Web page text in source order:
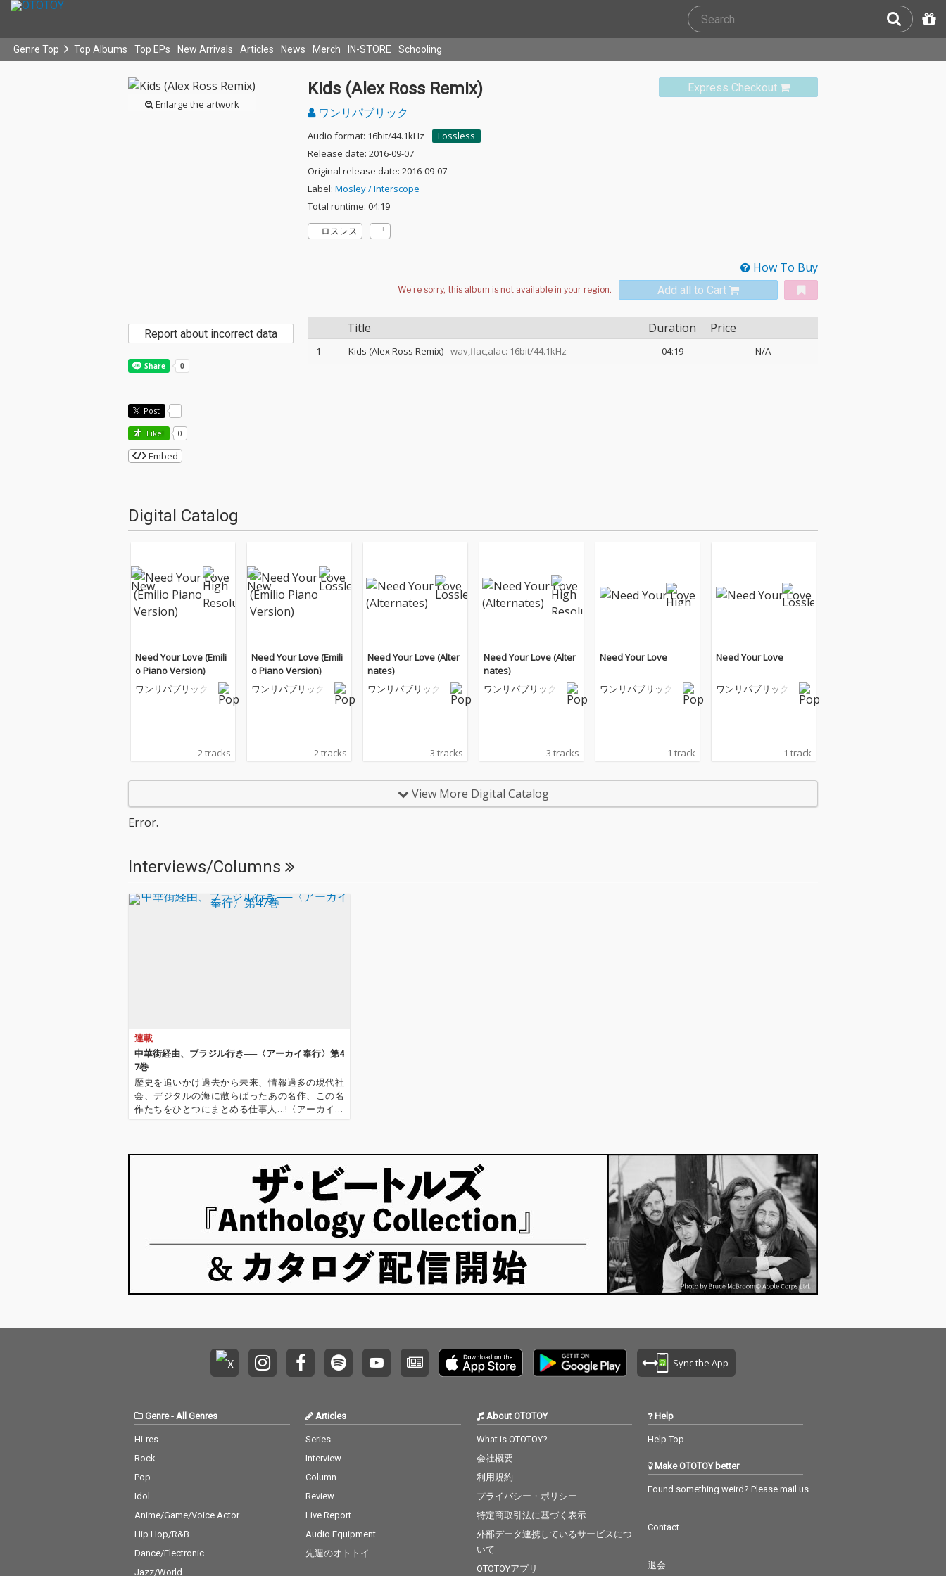
Genre Top Top Albums Top EPs New Arrivals Articles News Merch IN-STORE Schooling
Enlarge the artwork
Express Checkout
Kids (Alex Ross Remix)
ワンリパブリック
Audio format: 16bit/44.1kHz
Lossless
Release date: 2016-09-07
Original release date: 2016-09-07
Label: Mosley / Interscope
Total runtime: 04:19
ロスレス
How To Buy
Add all to Cart
Title Duration Price
1 Kids (Alex Ross Remix) wav,flac,alac: 16bit/44.1kHz 04:19 N/A
Report about incorrect data
Post -
Like! 0
Embed
Digital Catalog
Need Your Love (Emili
o Piano Version)
ワンリパブリック
2 tracks
Need Your Love (Emili
o Piano Version)
ワンリパブリック
2 tracks
Need Your Love (Alter
nates)
ワンリパブリック
3 tracks
Need Your Love (Alter
nates)
ワンリパブリック
3 tracks
Need Your Love
ワンリパブリック
1 track
Need Your Love
ワンリパブリック
1 track
View More Digital Catalog
Error.
Interviews/Columns
連載
中華街経由、ブラジル行き──〈アーカイ奉行〉第4
7巻
歴史を追いかけ過去から未来、情報過多の現代社
会、デジタルの海に散らばったあの名作、この名
作たちをひとつにまとめる仕事人…!〈アーカイ奉
行〉が今日もデジタルの乱世を治める…!'''〈アーカ
Sync the App
Genre- All Genres
Hi-res
Rock
Pop
Idol
Anime/Game/Voice Actor
Hip Hop/R&B
Dance/Electronic
Jazz/World
Articles
Series
Interview
Column
Review
Live Report
Audio Equipment
先週のオトトイ
About OTOTOY
What is OTOTOY?
会社概要
利用規約
プライバシー・ポリシー
特定商取引法に基づく表示
外部データ連携しているサービスにつ
いて
OTOTOYアプリ
Help
Help Top
Make OTOTOY better
Found something weird? Please mail us
Contact
退会